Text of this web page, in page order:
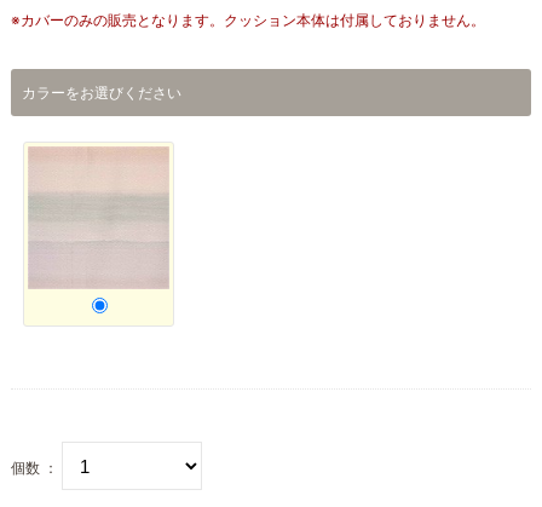
※カバーのみの販売となります。クッション本体は付属しておりません。
カラーをお選びください
個数 ：